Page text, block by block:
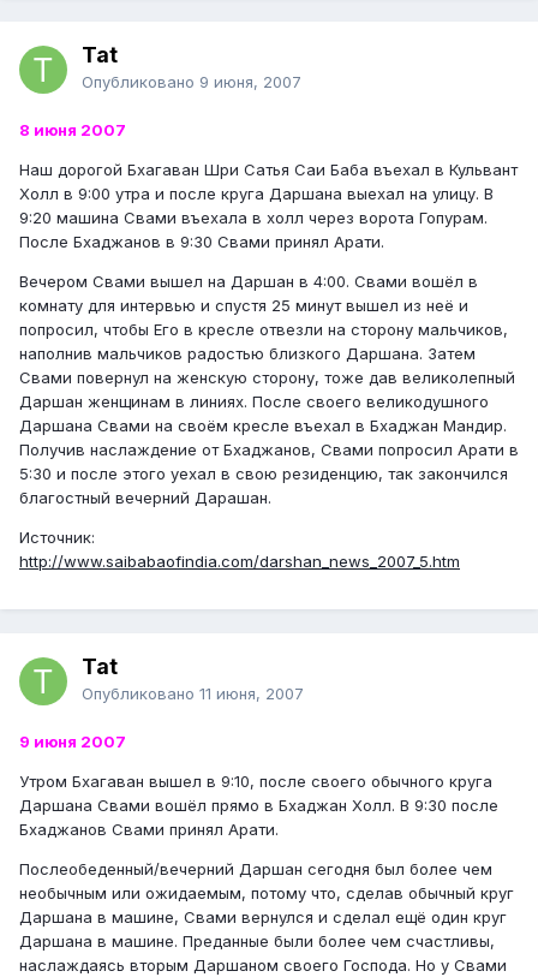
Tat
Опубликовано 9 июня, 2007
8 июня 2007
Наш дорогой Бхагаван Шри Сатья Саи Баба въехал в Кульвант
Холл в 9:00 утра и после круга Даршана выехал на улицу. В
9:20 машина Свами въехала в холл через ворота Гопурам.
После Бхаджанов в 9:30 Свами принял Арати.
Вечером Свами вышел на Даршан в 4:00. Свами вошёл в
комнату для интервью и спустя 25 минут вышел из неё и
попросил, чтобы Его в кресле отвезли на сторону мальчиков,
наполнив мальчиков радостью близкого Даршана. Затем
Свами повернул на женскую сторону, тоже дав великолепный
Даршан женщинам в линиях. После своего великодушного
Даршана Свами на своём кресле въехал в Бхаджан Мандир.
Получив наслаждение от Бхаджанов, Свами попросил Арати в
5:30 и после этого уехал в свою резиденцию, так закончился
благостный вечерний Дарашан.
Источник:
http://www.saibabaofindia.com/darshan_news_2007_5.htm
Tat
Опубликовано 11 июня, 2007
9 июня 2007
Утром Бхагаван вышел в 9:10, после своего обычного круга
Даршана Свами вошёл прямо в Бхаджан Холл. В 9:30 после
Бхаджанов Свами принял Арати.
Послеобеденный/вечерний Даршан сегодня был более чем
необычным или ожидаемым, потому что, сделав обычный круг
Даршана в машине, Свами вернулся и сделал ещё один круг
Даршана в машине. Преданные были более чем счастливы,
наслаждаясь вторым Даршаном своего Господа. Но у Свами